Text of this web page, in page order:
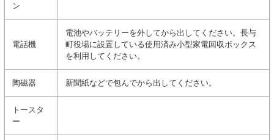
ン
電話機
電池やバッテリーを外してから出してください。長与
町役場に設置している使用済み小型家電回収ボックス
を利用してください。
陶磁器 新聞紙などで包んでから出してください。
トースタ
ー